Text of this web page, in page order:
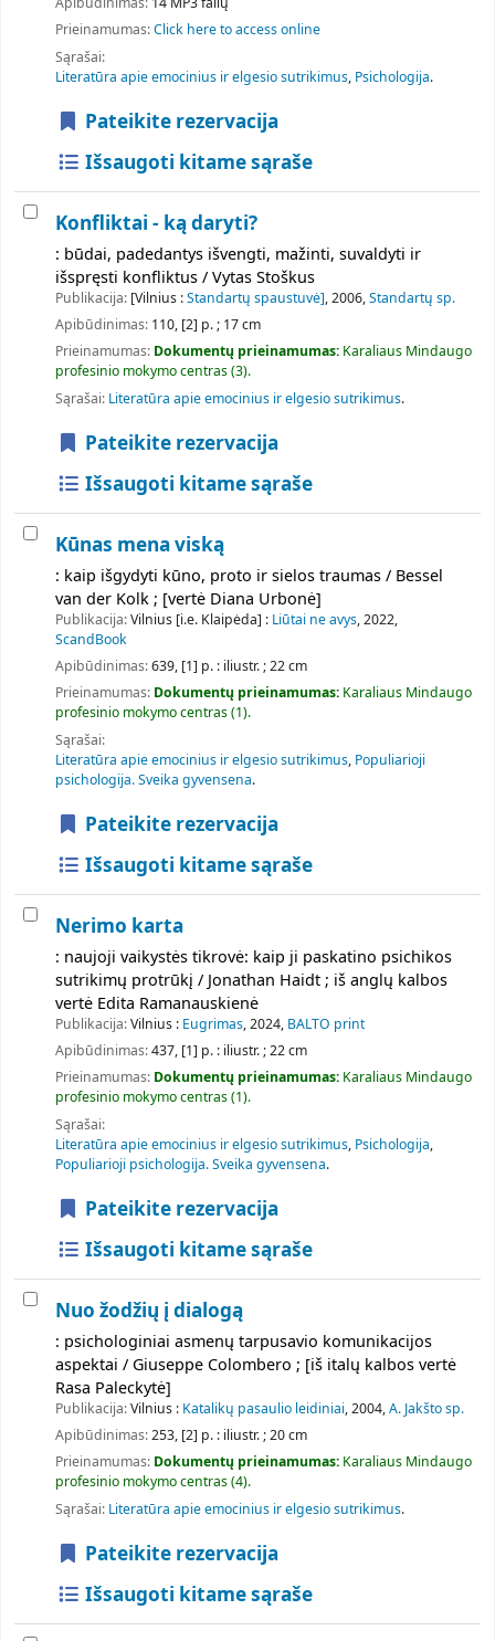
Prieinamumas:Click here to access online
Sąrašai:
Literatūra apie emocinius ir elgesio sutrikimus, Psichologija.
Pateikite rezervacija
Išsaugoti kitame sąraše
Konfliktai - ką daryti?
: būdai, padedantys išvengti, mažinti, suvaldyti ir
išspręsti konfliktus / Vytas Stoškus
Publikacija: [Vilnius :Standartų spaustuvė], 2006,Standartų sp.
Apibūdinimas: 110, [2] p. ; 17 cm
Prieinamumas: Dokumentų prieinamumas: Karaliaus Mindaugo
profesinio mokymo centras(3).
Sąrašai: Literatūra apie emocinius ir elgesio sutrikimus.
Pateikite rezervacija
Išsaugoti kitame sąraše
Kūnas mena viską
: kaip išgydyti kūno, proto ir sielos traumas / Bessel
van der Kolk ; [vertė Diana Urbonė]
Publikacija:Vilnius [i.e. Klaipėda] : Liūtai ne avys, 2022,
ScandBook
Apibūdinimas:639, [1] p. : iliustr. ; 22 cm
Prieinamumas: Dokumentų prieinamumas: Karaliaus Mindaugo
profesinio mokymo centras(1).
Sąrašai:
Literatūra apie emocinius ir elgesio sutrikimus, Populiarioji
psichologija. Sveika gyvensena.
Pateikite rezervacija
Išsaugoti kitame sąraše
Nerimo karta
: naujoji vaikystės tikrovė: kaip ji paskatino psichikos
sutrikimų protrūkį / Jonathan Haidt ; iš anglų kalbos
vertė Edita Ramanauskienė
Publikacija:Vilnius : Eugrimas, 2024, BALTO print
Apibūdinimas:437, [1] p. : iliustr. ; 22 cm
Prieinamumas: Dokumentų prieinamumas: Karaliaus Mindaugo
profesinio mokymo centras(1).
Sąrašai:
Literatūra apie emocinius ir elgesio sutrikimus, Psichologija,
Populiarioji psichologija. Sveika gyvensena.
Pateikite rezervacija
Išsaugoti kitame sąraše
Nuo žodžių į dialogą
: psichologiniai asmenų tarpusavio komunikacijos
aspektai / Giuseppe Colombero ; [iš italų kalbos vertė
Rasa Paleckytė]
Publikacija:Vilnius : Katalikų pasaulio leidiniai, 2004,A. Jakšto sp.
Apibūdinimas:253, [2] p. : iliustr. ; 20 cm
Prieinamumas: Dokumentų prieinamumas: Karaliaus Mindaugo
profesinio mokymo centras(4).
Sąrašai: Literatūra apie emocinius ir elgesio sutrikimus.
Pateikite rezervacija
Išsaugoti kitame sąraše